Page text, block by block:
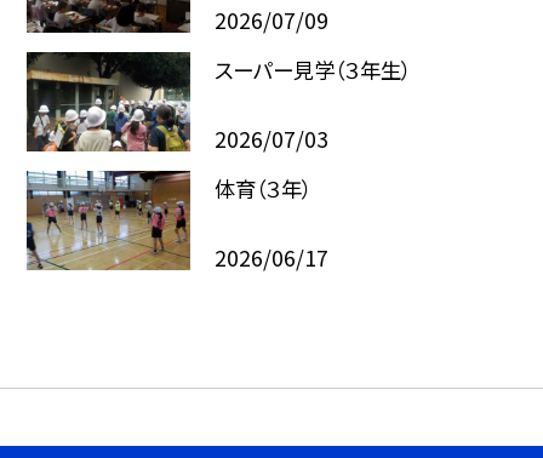
2026/07/09
スーパー見学（３年生）
2026/07/03
体育（３年）
2026/06/17